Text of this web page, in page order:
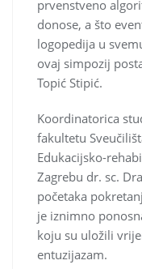
prvenstveno
donose, a što
logopedija u
ovaj simpozij
Topić Stipić.
Koordinatorica
fakultetu
Edukacijsko-
Zagrebu dr. sc.
početaka
je iznimno
koju su uložili
entuzijazam.